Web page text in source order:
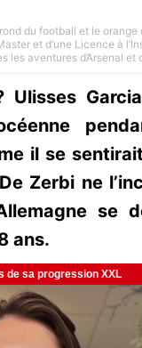
du football et le orange
et d’une Licence à
aventures d’Arsenal et
Ulisses
il se
Zerbi ne
se
ans.